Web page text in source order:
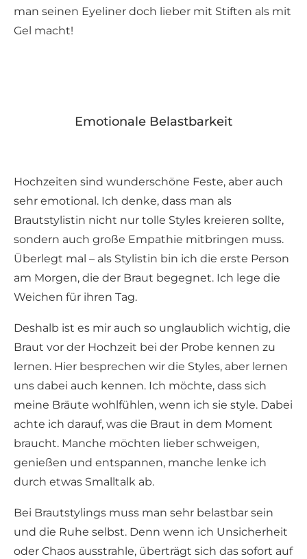
man seinen Eyeliner doch lieber mit Stiften als mit
Gel macht!
Emotionale Belastbarkeit
Hochzeiten sind wunderschöne Feste, aber auch
sehr emotional. Ich denke, dass man als
Brautstylistin nicht nur tolle Styles kreieren sollte,
sondern auch große Empathie mitbringen muss.
Überlegt mal – als Stylistin bin ich die erste Person
am Morgen, die der Braut begegnet. Ich lege die
Weichen für ihren Tag.
Deshalb ist es mir auch so unglaublich wichtig, die
Braut vor der Hochzeit bei der Probe kennen zu
lernen. Hier besprechen wir die Styles, aber lernen
uns dabei auch kennen. Ich möchte, dass sich
meine Bräute wohlfühlen, wenn ich sie style. Dabei
achte ich darauf, was die Braut in dem Moment
braucht. Manche möchten lieber schweigen,
genießen und entspannen, manche lenke ich
durch etwas Smalltalk ab.
Bei Brautstylings muss man sehr belastbar sein
und die Ruhe selbst. Denn wenn ich Unsicherheit
oder Chaos ausstrahle, überträgt sich das sofort auf